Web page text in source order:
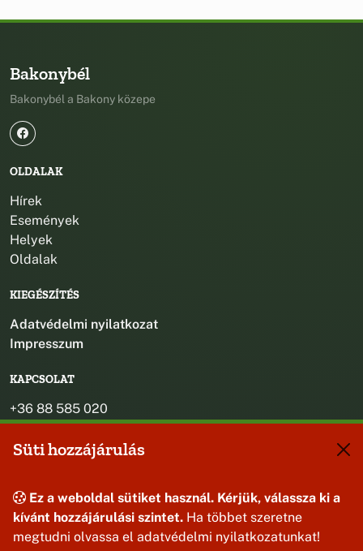
Bakonybél
Bakonybél a Bakony közepe
OLDALAK
Hírek
Események
Helyek
Oldalak
KIEGÉSZÍTÉS
Adatvédelmi nyilatkozat
Impresszum
KAPCSOLAT
+36 88 585 020
+36 30 442 8024
titkarsag@bakonybel.hu
8427 Bakonybél, Pápai u. 7.
Süti hozzájárulás
Ez a weboldal sütiket használ. Kérjük, válassza ki a
kívánt hozzájárulási szintet. Ha többet szeretne
megtudni olvassa el adatvédelmi nyilatkozatunkat!